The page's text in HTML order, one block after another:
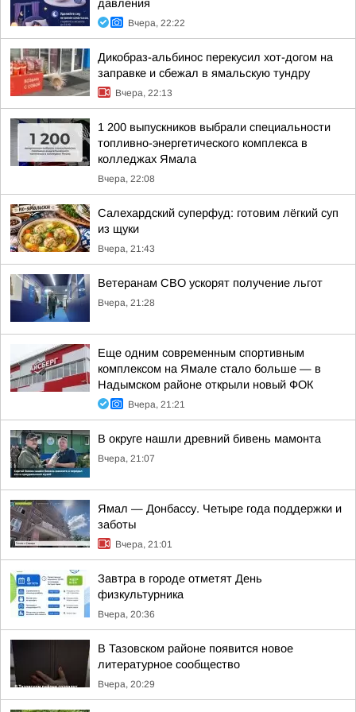
давления
Вчера, 22:22
Дикобраз-альбинос перекусил хот-догом на
заправке и сбежал в ямальскую тундру
Вчера, 22:13
1 200 выпускников выбрали специальности
топливно-энергетического комплекса в
колледжах Ямала
Вчера, 22:08
Салехардский суперфуд: готовим лёгкий суп
из щуки
Вчера, 21:43
Ветеранам СВО ускорят получение льгот
Вчера, 21:28
Еще одним современным спортивным
комплексом на Ямале стало больше — в
Надымском районе открыли новый ФОК
Вчера, 21:21
В округе нашли древний бивень мамонта
Вчера, 21:07
Ямал — Донбассу. Четыре года поддержки и
заботы
Вчера, 21:01
Завтра в городе отметят День
физкультурника
Вчера, 20:36
В Тазовском районе появится новое
литературное сообщество
Вчера, 20:29